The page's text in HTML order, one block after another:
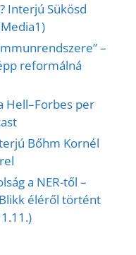
Interjú Sükösd
–
reformálná
Hell–Forbes per
Bőhm Kornél
a NER-től –
éléről történt